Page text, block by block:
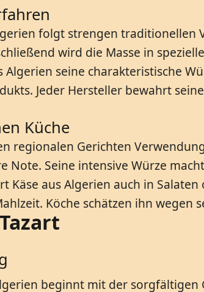
folgt strengen
wird die Masse in
Algerien seine charakteristische
Jeder Hersteller bewahrt
Küche
regionalen Gerichten
Note. Seine intensive Würze
aus Algerien auch in
Köche schätzen ihn wegen
beginnt mit der